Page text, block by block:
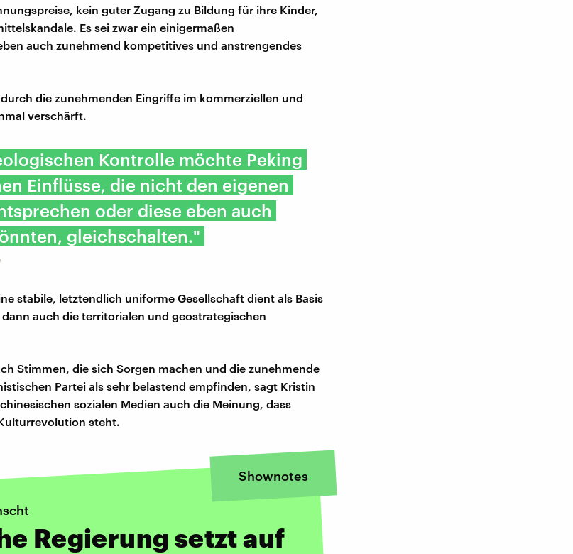
kein guter Zugang zu Bildung für ihre Kinder,
Es sei zwar ein einigermaßen
auch zunehmend kompetitives und anstrengendes
die zunehmenden Eingriffe im kommerziellen und
verschärft.
Kontrolle möchte Peking
Einflüsse, die nicht den eigenen
oder diese eben auch
gleichschalten."
stabile, letztendlich uniforme Gesellschaft dient als Basis
auch die territorialen und geostrategischen
Stimmen, die sich Sorgen machen und die zunehmende
Partei als sehr belastend empfinden, sagt Kristin
sozialen Medien auch die Meinung, dass
steht.
Shownotes
Regierung setzt auf